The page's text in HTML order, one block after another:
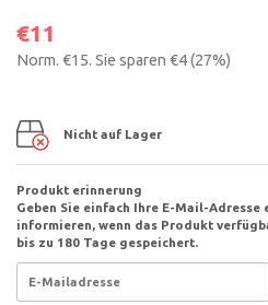
€11
Norm. €15. Sie sparen €4(27%)
Nicht auf Lager
Produkt erinnerung
Geben Sie einfach Ihre E-Mail-Adresse
informieren, wenn das Produkt
bis zu 180 Tage gespeichert.